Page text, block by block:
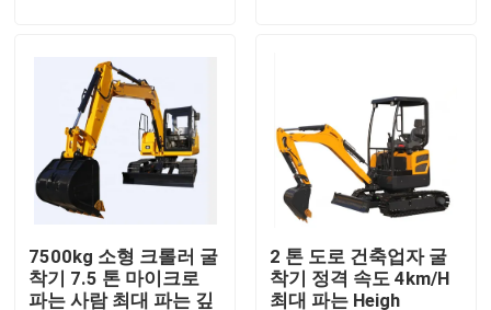
인용문을 요구하세요
바퀴 장전기 기계
7500kg 소형 크롤러 굴
착기 7.5 톤 마이크로
파는 사람 최대 파는 깊
2 톤 도로 건축업자 굴
착기 정격 속도 4km/H
최대 파는 Heigh